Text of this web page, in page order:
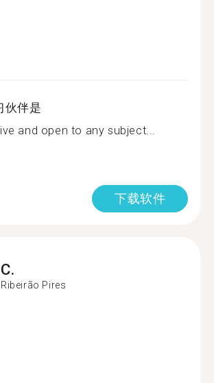
伙伴是
and open to any subject...
下载软件
C.
Ribeirão Pires